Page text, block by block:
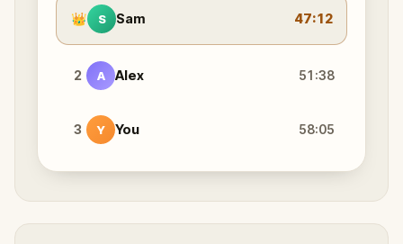
👑 S Sam 47:12
2 A Alex 51:38
3 Y You 58:05